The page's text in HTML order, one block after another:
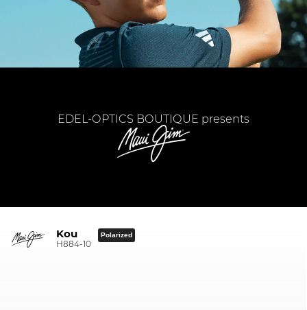
EDEL-OPTICS BOUTIQUE presents
Kou
H884-10
Polarized